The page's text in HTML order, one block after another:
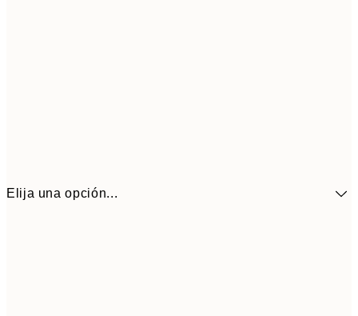
Elija una opción...